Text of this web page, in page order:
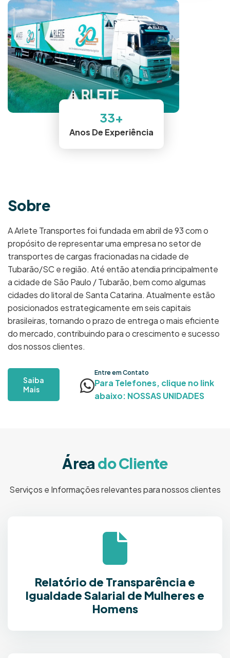
Sobre
A Arlete Transportes foi fundada em abril de 93 com o
propósito de representar uma empresa no setor de
transportes de cargas fracionadas na cidade de
Tubarão/SC e região. Até então atendia principalmente
a cidade de São Paulo / Tubarão, bem como algumas
cidades do litoral de Santa Catarina. Atualmente estão
posicionados estrategicamente em seis capitais
brasileiras, tornando o prazo de entrega o mais eficiente
do mercado, contribuindo para o crescimento e sucesso
dos nossos clientes.
Saiba
Mais
Entre em Contato
Para Telefones, clique no link
abaixo: NOSSAS UNIDADES
33+
Anos De Experiência
Área doCliente
Serviços e Informações relevantes para nossos clientes
Relatório de Transparência e
Igualdade Salarial de Mulheres e
Homens